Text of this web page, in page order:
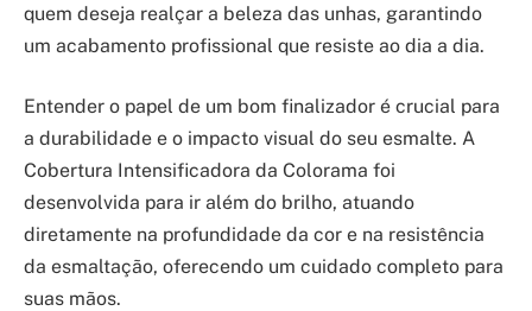
quem deseja realçar a beleza das unhas, garantindo
um acabamento profissional que resiste ao dia a dia.
Entender o papel de um bom finalizador é crucial para
a durabilidade e o impacto visual do seu esmalte. A
Cobertura Intensificadora da Colorama foi
desenvolvida para ir além do brilho, atuando
diretamente na profundidade da cor e na resistência
da esmaltação, oferecendo um cuidado completo para
suas mãos.